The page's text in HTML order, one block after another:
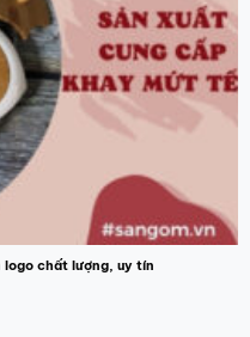
chất lượng, uy tín